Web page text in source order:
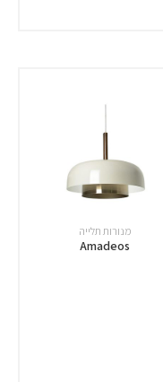
מנורות תלייה
Amadeos